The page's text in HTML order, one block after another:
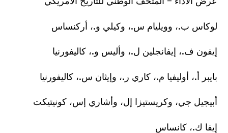
لوكاس ب.، وويليام س.، وكيلي و.، أركنساس
إيفون ف.، إيفانجلين ل.، وأليس و.، كاليفورنيا
بايبر أ.، أوليفيا م.، كاري ر.، وإيثان س.، كاليفورنيا
أبيجيل جي، وكريستيزا إل، وأشاري إس، كونيتيكت
إيفا ك.، كانساس